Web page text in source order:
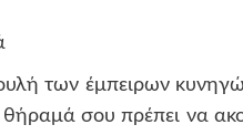
των έμπειρων
σου πρέπει να